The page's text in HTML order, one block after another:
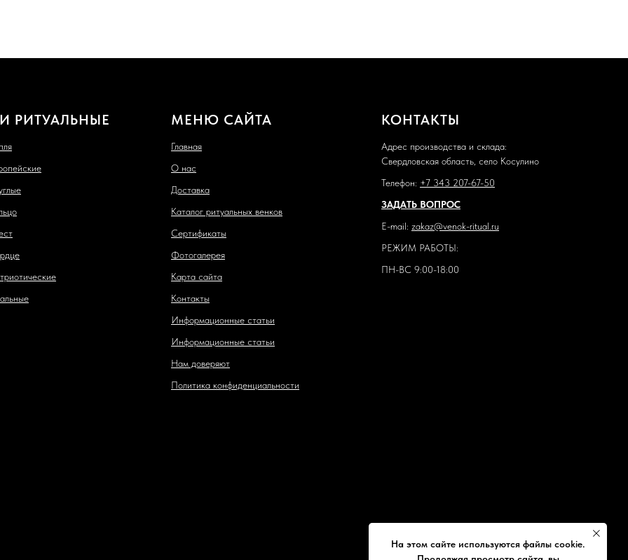
На этом сайте используются файлы cookie.
РИТУАЛЬНЫЕ МЕНЮ САЙТА
Главная
О нас
Доставка
Каталог ритуальных венков
Сертификаты
Фотогалерея
Карта сайта
Контакты
Информационные статьи
Информационные статьи
Нам доверяют
Политика конфиденциальности
КОНТАКТЫ
Адрес производства и склада:
Свердловская область, село Косулино
Телефон: +7 343 207-67-50
ЗАДАТЬ ВОПРОС
E-mail: zakaz@venok-ritual.ru
РЕЖИМ РАБОТЫ:
ПН-ВС 9:00-18:00